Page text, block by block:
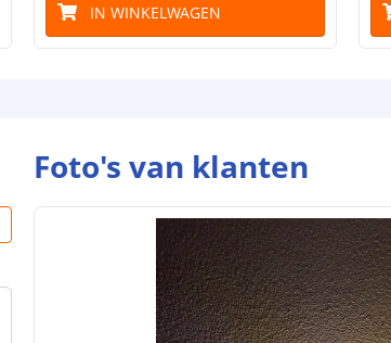
IN WINKELWAGEN
Foto's van klanten